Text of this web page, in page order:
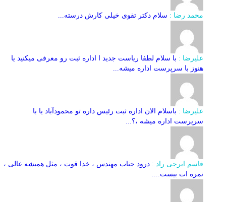
محمد رضا : سلام دکتر تقوی خیلی کارش درسته...
علیرضا : با سلام لطفا ریاست جدید ا اداره ثبت‌ رو معرفی میکنید یا
هنوز با سرپرست اداره‌ میشه...
علیرضا : باسلام الان اداره ثبت رئیس داره تو محمودآباد یا با
سرپرست اداره میشه ،؟...
قاسم ایرجی راد : درود جناب مهندس ، خدا قوت ، مثل همیشه عالی ،
نمره ات بیست....